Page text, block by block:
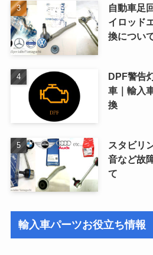
自動車足
イロッド
換につい
DPF警告
車｜輸入
換
スタビリ
音など故
て
輸入車パーツお役立ち情報